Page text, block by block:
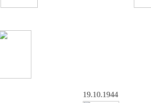
19.10.1944